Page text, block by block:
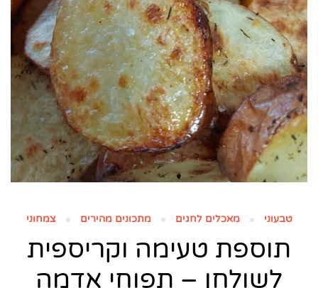
טבעוני מאכלים לחגים מתכונים מהירים צמחוני
תוספת טעימה וקריספית
לשולחן – תפוחי אדמה